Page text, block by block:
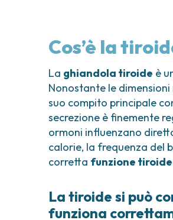
Cos’è la
La ghiandola tiroide è
Nonostante le
suo compito principale
secrezione è finemente
ormoni influenzano
calorie, la frequenza del
corretta funzione
La tiroide si può
funziona